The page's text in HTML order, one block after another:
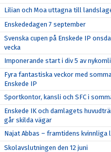
Lilian och Moa uttagna till
Enskededagen 7 september
Svenska cupen på Enskede IP
vecka
Imponerande start i div 5 av
Fyra fantastiska veckor med
Enskede IP
Sportkontor, kansli och SFC i
Enskede IK och damlagets
går skilda vägar
Najat Abbas – framtidens kvinnliga
Skolavslutningen den 12 juni